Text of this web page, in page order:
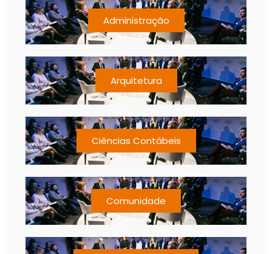
Administração
Arquitetura
Ciências Contábeis
Comunidade